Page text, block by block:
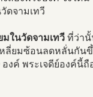
ดจามเทวี
มในวัดจามเทวี ที่ว่า
หลี่ยมซ้อนลดหลั่นกัน
งค์ พระเจดีย์องค์นี้